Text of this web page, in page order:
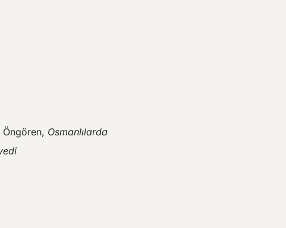
Öngören, Osmanlılarda